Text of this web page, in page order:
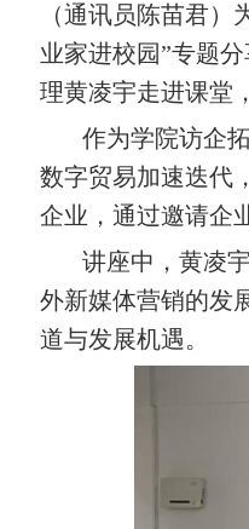
（通讯员陈苗君）
业家进校园”专题
理黄凌宇走进课堂
作为学院访企拓
数字贸易加速迭代
企业，通过邀请企
讲座中，黄凌宇
外新媒体营销的发
道与发展机遇。